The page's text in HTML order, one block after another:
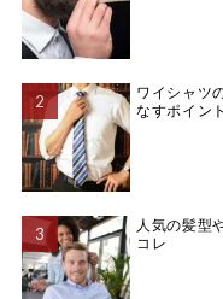
ワイシャツ
なすポイン
人気の髪型
コレ